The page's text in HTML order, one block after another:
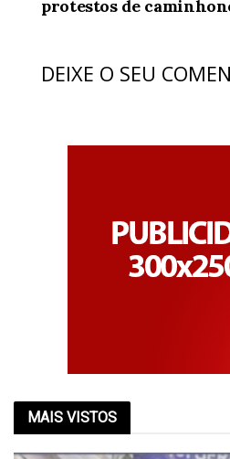
protestos de
DEIXE O SEU
MAIS VISTOS